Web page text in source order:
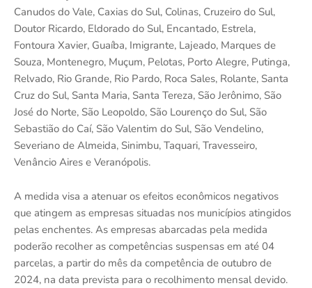
Canudos do Vale, Caxias do Sul, Colinas, Cruzeiro do Sul,
Doutor Ricardo, Eldorado do Sul, Encantado, Estrela,
Fontoura Xavier, Guaíba, Imigrante, Lajeado, Marques de
Souza, Montenegro, Muçum, Pelotas, Porto Alegre, Putinga,
Relvado, Rio Grande, Rio Pardo, Roca Sales, Rolante, Santa
Cruz do Sul, Santa Maria, Santa Tereza, São Jerônimo, São
José do Norte, São Leopoldo, São Lourenço do Sul, São
Sebastião do Caí, São Valentim do Sul, São Vendelino,
Severiano de Almeida, Sinimbu, Taquari, Travesseiro,
Venâncio Aires e Veranópolis.
A medida visa a atenuar os efeitos econômicos negativos
que atingem as empresas situadas nos municípios atingidos
pelas enchentes. As empresas abarcadas pela medida
poderão recolher as competências suspensas em até 04
parcelas, a partir do mês da competência de outubro de
2024, na data prevista para o recolhimento mensal devido.